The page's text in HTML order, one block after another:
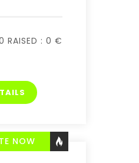
RAISED : 0 €
NOW